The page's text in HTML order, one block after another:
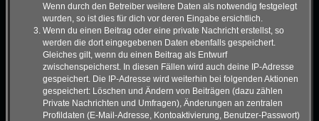
Wenn durch den Betreiber weitere Daten als notwendig festgelegt
wurden, so ist dies für dich vor deren Eingabe ersichtlich.
Wenn du einen Beitrag oder eine private Nachricht erstellst, so
werden die dort eingegebenen Daten ebenfalls gespeichert.
Gleiches gilt, wenn du einen Beitrag als Entwurf
zwischenspeicherst. In diesen Fällen wird auch deine IP-Adresse
gespeichert. Die IP-Adresse wird weiterhin bei folgenden Aktionen
gespeichert: Löschen und Ändern von Beiträgen (dazu zählen
Private Nachrichten und Umfragen), Änderungen an zentralen
Profildaten (E-Mail-Adresse, Kontoaktivierung, Benutzer-Passwort)